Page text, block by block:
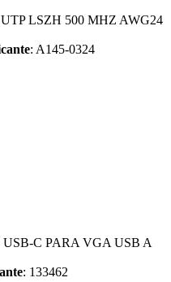
LSZH 500 MHZ AWG24
: A145-0324
C PARA VGA USB A
: 133462